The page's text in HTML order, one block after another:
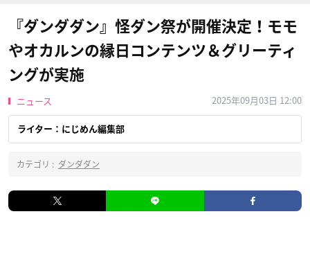
『ダンダダン』怪ダン祭が開催決定！モモ
やオカルンの縁日コンテンツ＆グリーティ
ングが実施
ニュース 2025年09月03日 12:00
ライター：にじめん編集部
カテゴリ : ダンダダン